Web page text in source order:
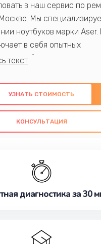
в наш сервис по
Мы
ноутбуков марки
в себя опытных
с обширными
опытом в данной
и качественный
оригинальных
качество всех
работ. Наша цель -
Не медлите
УЗНАТЬ СТОИМОСТЬ
КОНСУЛЬТАЦИЯ
диагностика за 30